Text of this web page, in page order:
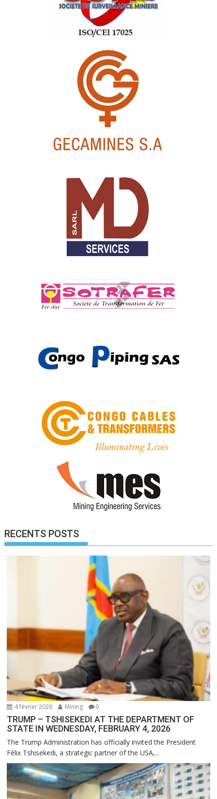
RECENTS POSTS
4 février 2026 Mining 0
TRUMP – TSHISEKEDI AT THE DEPARTMENT OF
STATE IN WEDNESDAY, FEBRUARY 4, 2026
The Trump Administration has officially invited the President
Félix Tshisekedi, a strategic partner of the USA,...